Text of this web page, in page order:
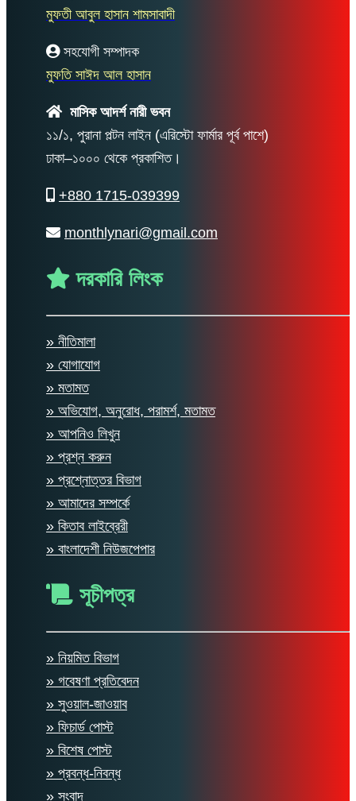
মুফতী আবুল হাসান শামসাবাদী
সহযোগী সম্পাদক
মুফতি সাঈদ আল হাসান
মাসিক আদর্শ নারী ভবন
১১/১, পুরানা পল্টন লাইন (এরিস্টো ফার্মার পূর্ব পাশে)
ঢাকা–১০০০ থেকে প্রকাশিত।
+880 1715-039399
monthlynari@gmail.com
দরকারি লিংক
» নীতিমালা
» যোগাযোগ
» মতামত
» অভিযোগ, অনুরোধ, পরামর্শ, মতামত
» আপনিও লিখুন
» প্রশ্ন করুন
» প্রশ্নোত্তর বিভাগ
» আমাদের সম্পর্কে
» কিতাব লাইব্রেরী
» বাংলাদেশী নিউজপেপার
সূচীপত্র
» নিয়মিত বিভাগ
» গবেষণা প্রতিবেদন
» সুওয়াল-জাওয়াব
» ফিচার্ড পোস্ট
» বিশেষ পোস্ট
» প্রবন্ধ-নিবন্ধ
» সংবাদ